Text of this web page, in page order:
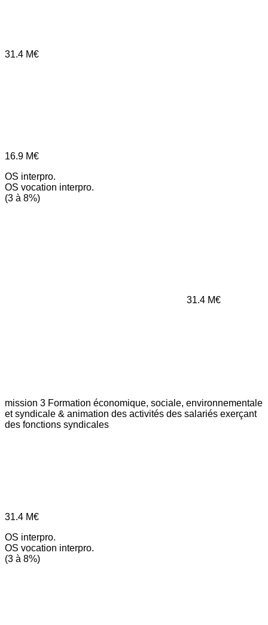
31.4 M€
16.9 M€
OS interpro.
OS vocation interpro.
(3 à 8%)
31.4 M€
mission 3 Formation économique, sociale, environnementale
et syndicale & animation des activités des salariés exerçant
des fonctions syndicales
31.4 M€
OS interpro.
OS vocation interpro.
(3 à 8%)